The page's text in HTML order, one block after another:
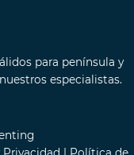
para península y
especialistas.